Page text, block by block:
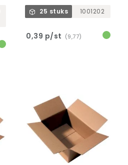
25 stuks 1001202
0,39 p/st (9,77)